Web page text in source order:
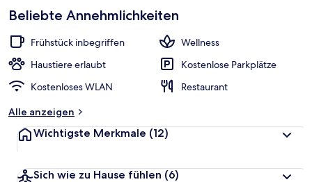
Beliebte Annehmlichkeiten
Frühstück inbegriffen
Wellness
Haustiere erlaubt
Kostenlose Parkplätze
Kostenloses WLAN
Restaurant
Alle anzeigen
Wichtigste Merkmale (12)
Sich wie zu Hause fühlen (6)